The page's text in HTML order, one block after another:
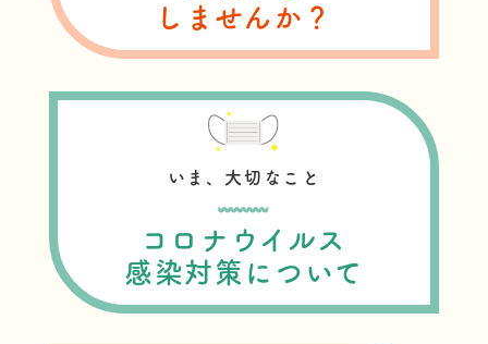
しませんか？
いま、大切なこと
コロナウイルス
感染対策について